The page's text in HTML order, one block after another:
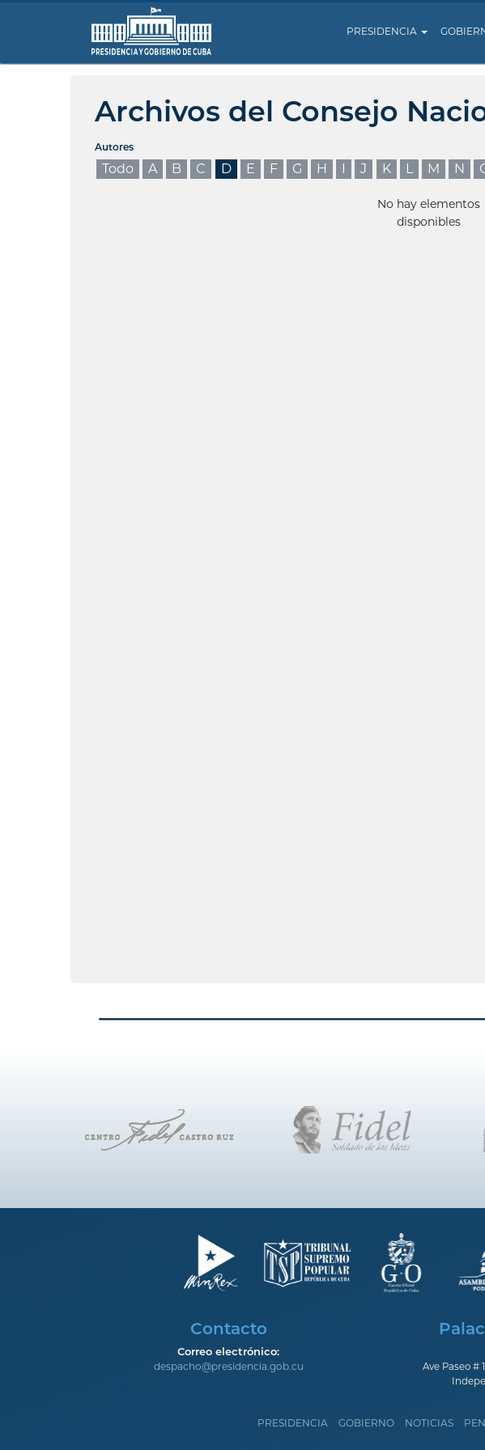
PRESIDENCIA
Archivos del Consejo
Autores
Todo A B C D E F G H I J K L M N
No hay elementos
disponibles
Contacto
Correo electrónico:
despacho@presidencia.gob.cu
Ave Paseo #
PRESIDENCIA GOBIERNO NOTICIAS